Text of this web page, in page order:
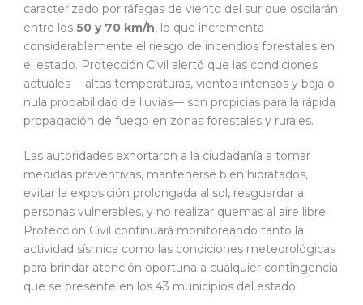
caracterizado por ráfagas de viento del sur que oscilarán
entre los 50 y 70 km/h, lo que incrementa
considerablemente el riesgo de incendios forestales en
el estado. Protección Civil alertó que las condiciones
actuales —altas temperaturas, vientos intensos y baja o
nula probabilidad de lluvias— son propicias para la rápida
propagación de fuego en zonas forestales y rurales.
Las autoridades exhortaron a la ciudadanía a tomar
medidas preventivas, mantenerse bien hidratados,
evitar la exposición prolongada al sol, resguardar a
personas vulnerables, y no realizar quemas al aire libre.
Protección Civil continuará monitoreando tanto la
actividad sísmica como las condiciones meteorológicas
para brindar atención oportuna a cualquier contingencia
que se presente en los 43 municipios del estado.